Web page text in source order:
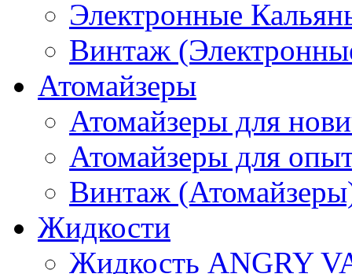
Электронные
Винтаж
Атомайзеры
Атомайзеры для
Атомайзеры для
Винтаж
Жидкости
Жидкость ANGRY